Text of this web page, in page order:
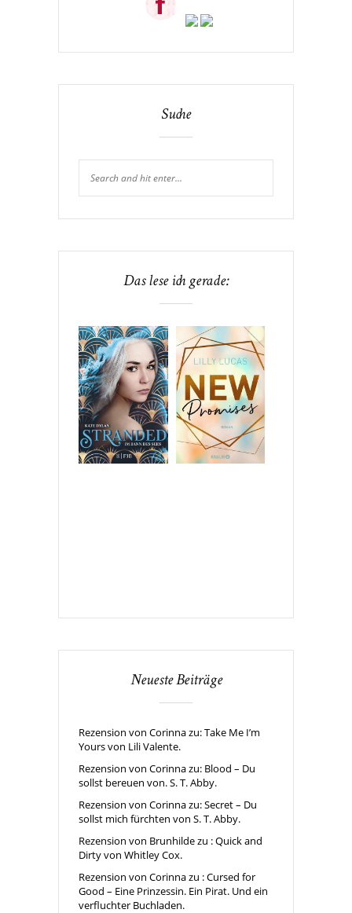
Suche
Das lese ich gerade:
Neueste Beiträge
Rezension von Corinna zu: Take Me I’m
Yours von Lili Valente.
Rezension von Corinna zu: Blood – Du
sollst bereuen von. S. T. Abby.
Rezension von Corinna zu: Secret – Du
sollst mich fürchten von S. T. Abby.
Rezension von Brunhilde zu : Quick and
Dirty von Whitley Cox.
Rezension von Corinna zu : Cursed for
Good – Eine Prinzessin. Ein Pirat. Und ein
verfluchter Buchladen.